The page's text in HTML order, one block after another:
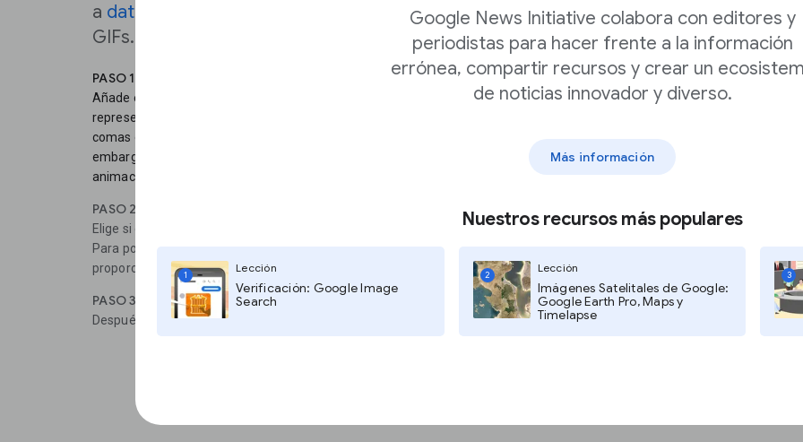
Google News Initiative colabora con editores y
periodistas para hacer frente a la información
errónea, compartir recursos y crear un
de noticias innovador y diverso.
Más información
Nuestros recursos más populares
1
Lección
Verificación: Google Image
Search
2
Lección
Imágenes Satelitales de Google:
Google Earth Pro, Maps y
Timelapse
3
a datagifmaker.withgoogle.com
para empezar a crear tus
GIFs.
PASO 1
Añade el nombre de cada uno de tus dos puntos de datos, los números que
representan tus datos y un texto explicativo como «interés de búsqueda». No uses
comas dentro de los números: por ejemplo, 1,000,000 se entenderá como 1000000. Sin
embargo, puedes usar valores separados por comas para crear un efecto en la
animación.
PASO 2
Elige si quieres mostrar términos como números o porcentajes haciendo clic en + o %.
Para porcentajes, introduce tus valores y la aplicación calculará automáticamente la
proporción.
PASO 3
Después, elige los colores haciendo clic en los puntos de colores.